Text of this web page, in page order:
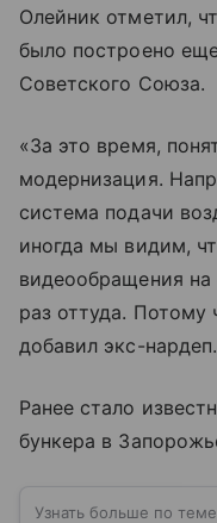
Олейник отметил,
было построено
Советского Союза.
«За это время,
модернизация.
система подачи
иногда мы видим,
видеообращения
раз оттуда.
добавил экс-нардеп.
Ранее стало
бункера в
Узнать больше по теме